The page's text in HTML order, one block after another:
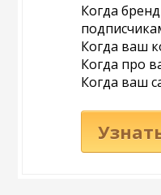
Когда
Когда ваш
Когда про
Когда ваш